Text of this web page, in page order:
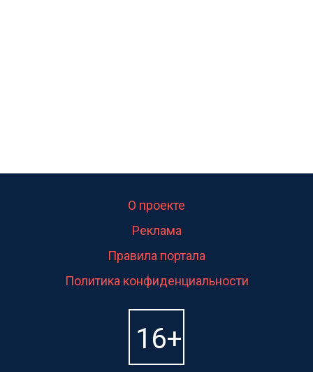
О проекте
Реклама
Правила портала
Политика конфиденциальности